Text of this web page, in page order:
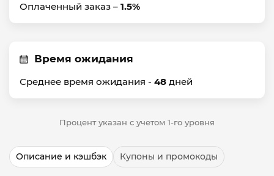
Оплаченный заказ – 1.5%
Время ожидания
Среднее время ожидания - 48 дней
Процент указан с учетом 1-го уровня
Описание и кэшбэк Купоны и промокоды